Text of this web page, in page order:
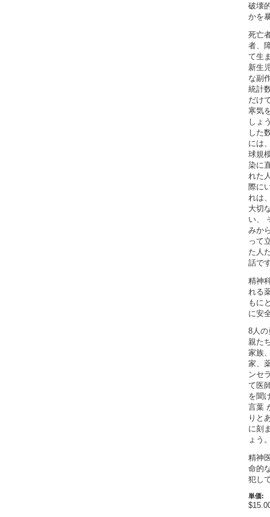
破壊
かを
死亡
者、
て生
新生
な副
統計
だけ
寒気
しょ
した
には
球規
染に
れた
際に
れは
大切
い、
みか
って
た人
話で
精神
れる
もに
に安
8人の
親た
家族
家、
ンセ
て医
を聞
言葉
りと
に刻
ょう
精神
命的
犯し
単価: